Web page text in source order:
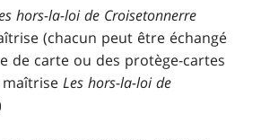
hors-la-loi de Croisetonnerre
(chacun peut être échangé
de carte ou des protège-cartes
maîtriseLes hors-la-loi de